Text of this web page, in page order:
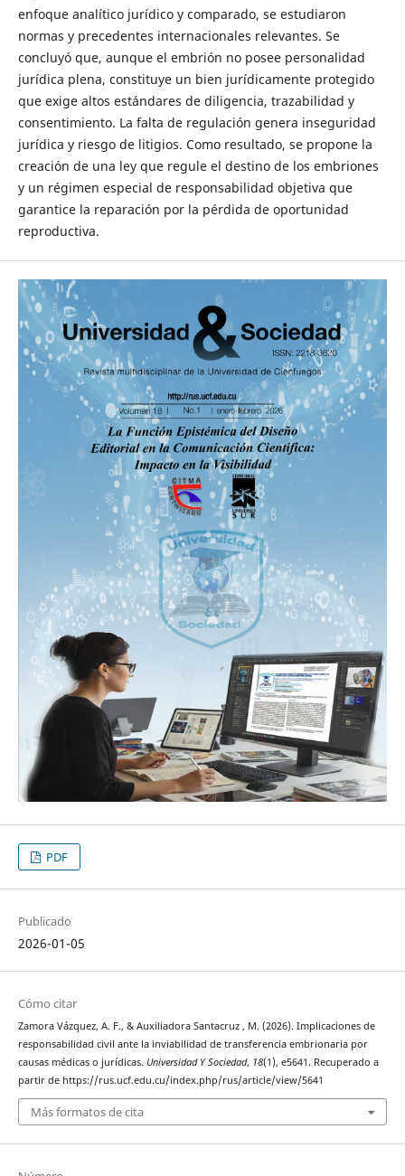
enfoque analítico jurídico y comparado, se estudiaron
normas y precedentes internacionales relevantes. Se
concluyó que, aunque el embrión no posee personalidad
jurídica plena, constituye un bien jurídicamente protegido
que exige altos estándares de diligencia, trazabilidad y
consentimiento. La falta de regulación genera inseguridad
jurídica y riesgo de litigios. Como resultado, se propone la
creación de una ley que regule el destino de los embriones
y un régimen especial de responsabilidad objetiva que
garantice la reparación por la pérdida de oportunidad
reproductiva.
PDF
Publicado
2026-01-05
Cómo citar
Zamora Vázquez, A. F., & Auxiliadora Santacruz , M. (2026). Implicaciones de
responsabilidad civil ante la inviabilidad de transferencia embrionaria por
causas médicas o jurídicas. Universidad Y Sociedad, 18(1), e5641. Recuperado a
partir de https://rus.ucf.edu.cu/index.php/rus/article/view/5641
Más formatos de cita